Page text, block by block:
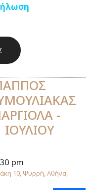
-
pm
10, Ψυρρή, Αθήνα,